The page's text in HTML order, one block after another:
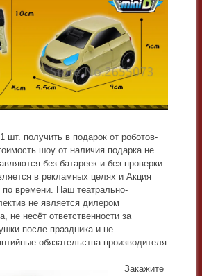
получить в подарок от роботов-
шоу от наличия подарка не
без батареек и без проверки.
в рекламных целях и Акция
по времени. Наш театрально-
не является дилером
не несёт ответственности за
после праздника и не
обязательства производителя.
Закажите